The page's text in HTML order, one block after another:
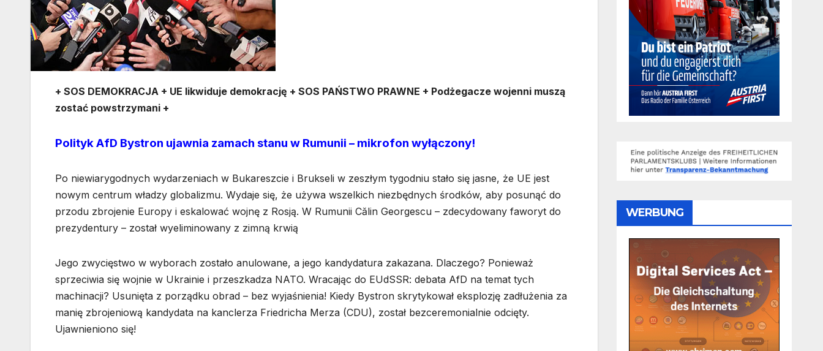
+ SOS DEMOKRACJA + UE likwiduje demokrację + SOS PAŃSTWO PRAWNE + Podżegacze wojenni muszą
zostać powstrzymani +
Polityk AfD Bystron ujawnia zamach stanu w Rumunii – mikrofon wyłączony!
Po niewiarygodnych wydarzeniach w Bukareszcie i Brukseli w zeszłym tygodniu stało się jasne, że UE jest
nowym centrum władzy globalizmu. Wydaje się, że używa wszelkich niezbędnych środków, aby posunąć do
przodu zbrojenie Europy i eskalować wojnę z Rosją. W Rumunii Călin Georgescu – zdecydowany faworyt do
prezydentury – został wyeliminowany z zimną krwią
Jego zwycięstwo w wyborach zostało anulowane, a jego kandydatura zakazana. Dlaczego? Ponieważ
sprzeciwia się wojnie w Ukrainie i przeszkadza NATO. Wracając do EUdSSR: debata AfD na temat tych
machinacji? Usunięta z porządku obrad – bez wyjaśnienia! Kiedy Bystron skrytykował eksplozję zadłużenia za
manię zbrojeniową kandydata na kanclerza Friedricha Merza (CDU), został bezceremonialnie odcięty.
Ujawnieniono się!
WERBUNG